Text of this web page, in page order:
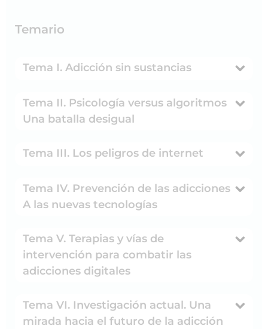
Temario
Tema I. Adicción sin sustancias
Tema II. Psicología versus algoritmos
Una batalla desigual
Tema III. Los peligros de internet
Tema IV. Prevención de las adicciones
A las nuevas tecnologías
Tema V. Terapias y vías de
intervención para combatir las
adicciones digitales
Tema VI. Investigación actual. Una
mirada hacia el futuro de la adicción